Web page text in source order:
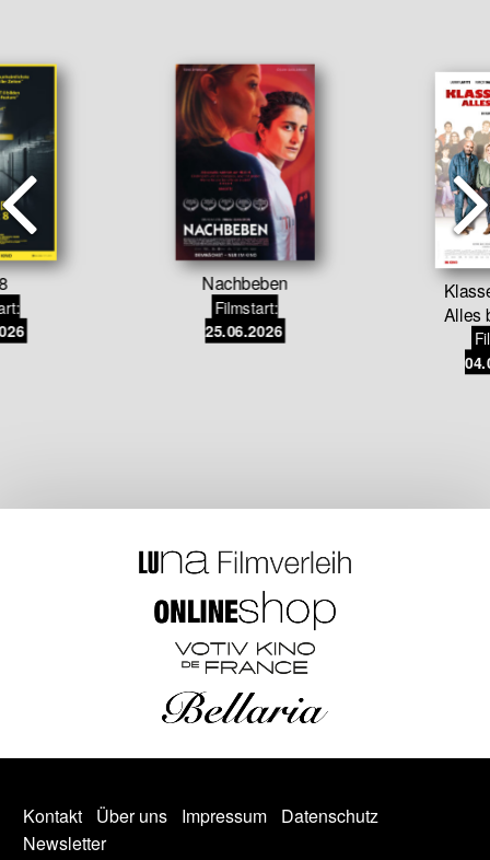
Nachbeben
Filmstart:
25.06.2026
Alles
Kontakt Über uns Impressum
Datenschutz
Newsletter